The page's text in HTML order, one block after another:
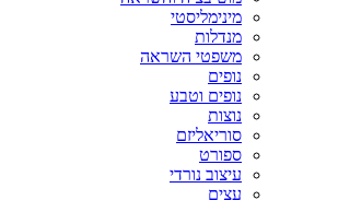
מינימליסטי
מנדלות
משפטי השראה
נופים
נופים וטבע
נוצות
סוריאליזם
ספורט
עיצוב נורדי
עצים